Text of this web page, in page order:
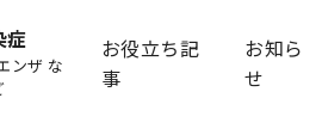
症
ンザ な
お役立ち記
事
お知ら
せ